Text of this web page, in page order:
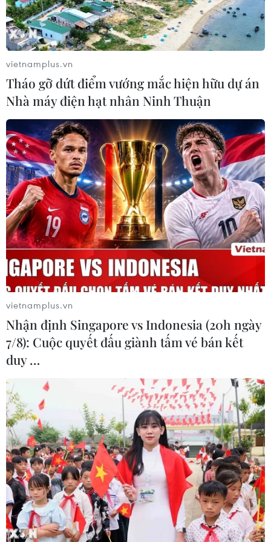
Cổ phiếu Tesla lao dốc gần 8% sau kế
hoạch chính trị mới của Elon Musk
08/07/2025 10:41
Cổ phiếu Tesla lao dốc làm dấy lên lo ngại sâu sắc về
cam kết của ông đối với tương lai công ty, trong bối
cảnh hãng xe điện này đang vật lộn với tình trạng
doanh số sụt giảm.
Khối ngoại rót vốn mạnh, chứng khoán
Việt xác lập đỉnh mới từ đầu năm
vietnamplus.vn
Tháo gỡ dứt điểm vướng mắc hiện hữu dự án
Nhà máy điện hạt nhân Ninh Thuận
vietnamplus.vn
Nhận định Singapore vs Indonesia (20h ngày
7/8): Cuộc quyết đấu giành tấm vé bán kết
duy …